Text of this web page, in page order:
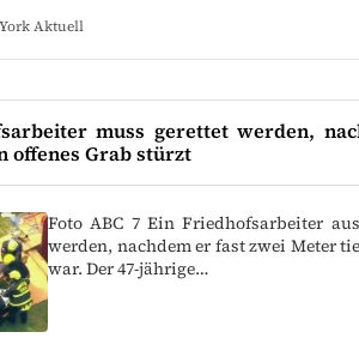
Aktuell
muss gerettet werden,
offenes Grab stürzt
Foto ABC 7 Ein Friedhofsarbeiter
werden, nachdem er fast zwei Meter
war. Der 47-jährige…